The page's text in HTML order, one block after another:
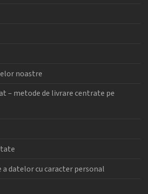
noastre
– metode de livrare centrate pe
datelor cu caracter personal